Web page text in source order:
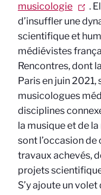
musicologie
.
d’insuffler une
scientifique et
médiévistes
Rencontres, dont
Paris en juin 2021,
musicologues
disciplines
la musique et de
sont l’occasion
travaux achevés,
projets
S’y ajoute un